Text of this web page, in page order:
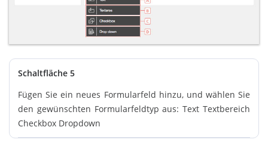
Schaltfläche 5
Fügen Sie ein neues Formularfeld hinzu, und wählen Sie
den gewünschten Formularfeldtyp aus: Text Textbereich
Checkbox Dropdown